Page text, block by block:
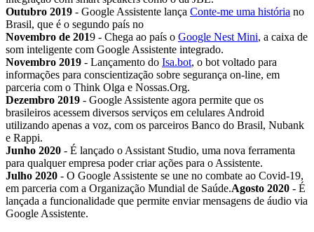
Outubro 2019 - Google Assistente lança Conte-me uma história no
Brasil, que é o segundo país no
Novembro de 2019 - Chega ao país o Google Nest Mini, a caixa de
som inteligente com Google Assistente integrado.
Novembro 2019 - Lançamento do Isa.bot, o bot voltado para
informações para conscientização sobre segurança on-line, em
parceria com o Think Olga e Nossas.Org.
Dezembro 2019 - Google Assistente agora permite que os
brasileiros acessem diversos serviços em celulares Android
utilizando apenas a voz, com os parceiros Banco do Brasil, Nubank
e Rappi.
Junho 2020 - É lançado o Assistant Studio, uma nova ferramenta
para qualquer empresa poder criar ações para o Assistente.
Julho 2020 - O Google Assistente se une no combate ao Covid-19,
em parceria com a Organização Mundial de Saúde.Agosto 2020 - É
lançada a funcionalidade que permite enviar mensagens de áudio via
Google Assistente.